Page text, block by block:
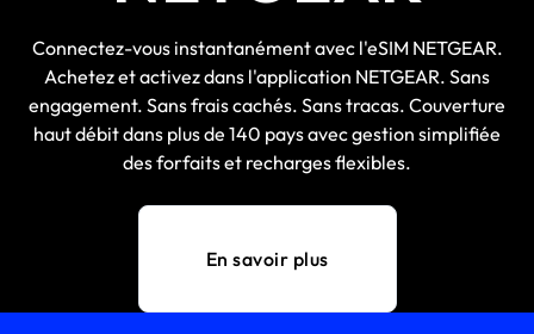
Connectez-vous instantanément avec l'eSIM NETGEAR.
Achetez et activez dans l'application NETGEAR. Sans
engagement. Sans frais cachés. Sans tracas. Couverture
haut débit dans plus de 140 pays avec gestion simplifiée
des forfaits et recharges flexibles.
En savoir plus